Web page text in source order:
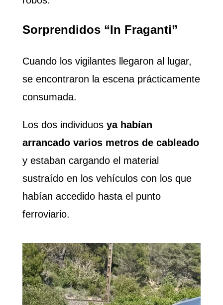
Sorprendidos “In Fraganti”
Cuando los vigilantes llegaron al lugar,
se encontraron la escena prácticamente
consumada.
Los dos individuos ya habían
arrancado varios metros de cableado
y estaban cargando el material
sustraído en los vehículos con los que
habían accedido hasta el punto
ferroviario.